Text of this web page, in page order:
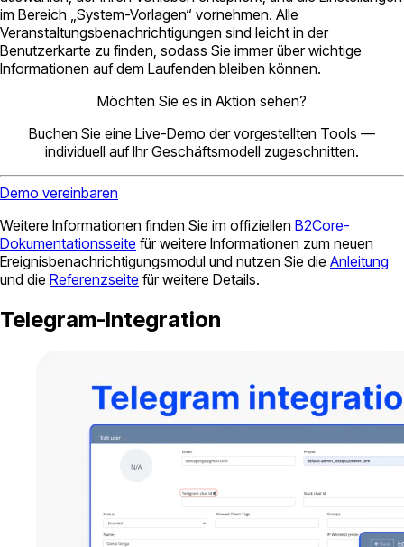
im Bereich „System-Vorlagen“ vornehmen. Alle
Veranstaltungsbenachrichtigungen sind leicht in der
Benutzerkarte zu finden, sodass Sie immer über wichtige
Informationen auf dem Laufenden bleiben können.
Möchten Sie es in Aktion sehen?
Buchen Sie eine Live-Demo der vorgestellten Tools —
individuell auf Ihr Geschäftsmodell zugeschnitten.
Demo vereinbaren
Weitere Informationen finden Sie im offiziellen B2Core-
Dokumentationsseite für weitere Informationen zum neuen
Ereignisbenachrichtigungsmodul und nutzen Sie die Anleitung
und die Referenzseite für weitere Details.
Telegram-Integration